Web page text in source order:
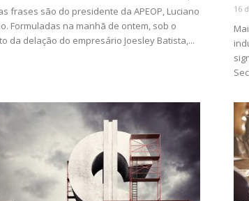
frases são do presidente da APEOP, Luciano
Formuladas na manhã de ontem, sob o
da delação do empresário Joesley Batista,...
16